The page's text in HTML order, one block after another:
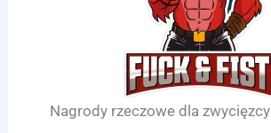
Nagrody rzeczowe dla zwycięzcy